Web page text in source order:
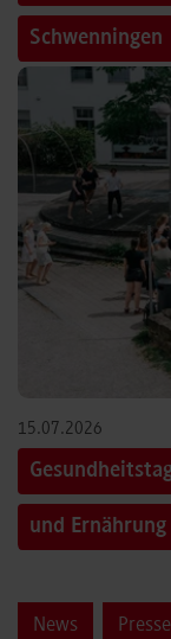
Schwenningen
15.07.2026
und Ernährung
News